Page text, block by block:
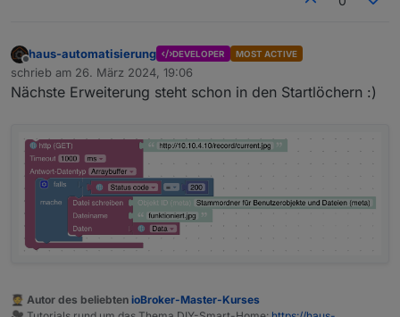
Offline
haus-automatisierung DEVELOPER MOST ACTIVE
schrieb am 26. März 2024, 19:06
zuletzt editiert von
Nächste Erweiterung steht schon in den Startlöchern :)
🧑‍🎓 Autor des beliebten ioBroker-Master-Kurses